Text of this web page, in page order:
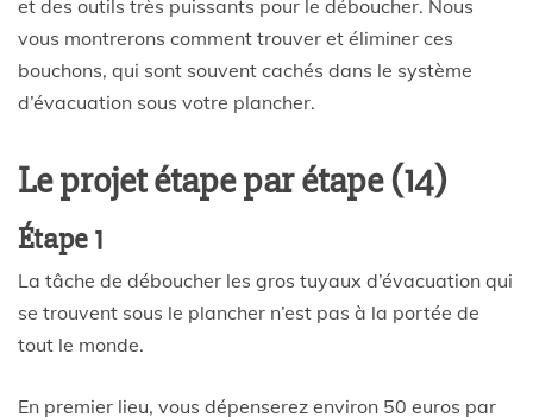
et des outils très puissants pour le déboucher. Nous
vous montrerons comment trouver et éliminer ces
bouchons, qui sont souvent cachés dans le système
d’évacuation sous votre plancher.
Le projet étape par étape (14)
Étape 1
La tâche de déboucher les gros tuyaux d’évacuation qui
se trouvent sous le plancher n’est pas à la portée de
tout le monde.
En premier lieu, vous dépenserez environ 50 euros par